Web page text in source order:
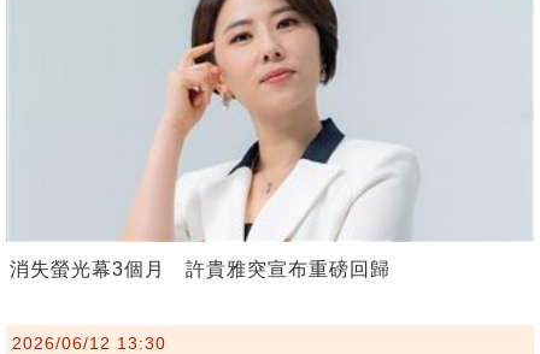
消失螢光幕3個月 許貴雅突宣布重磅回歸
2026/06/12 13:30